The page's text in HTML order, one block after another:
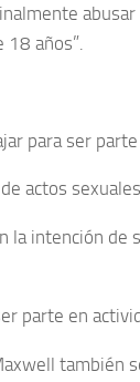
años”.
para ser
actos
la intención de
parte en
también